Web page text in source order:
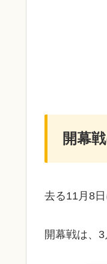
開幕
去る11月8
開幕戦は、